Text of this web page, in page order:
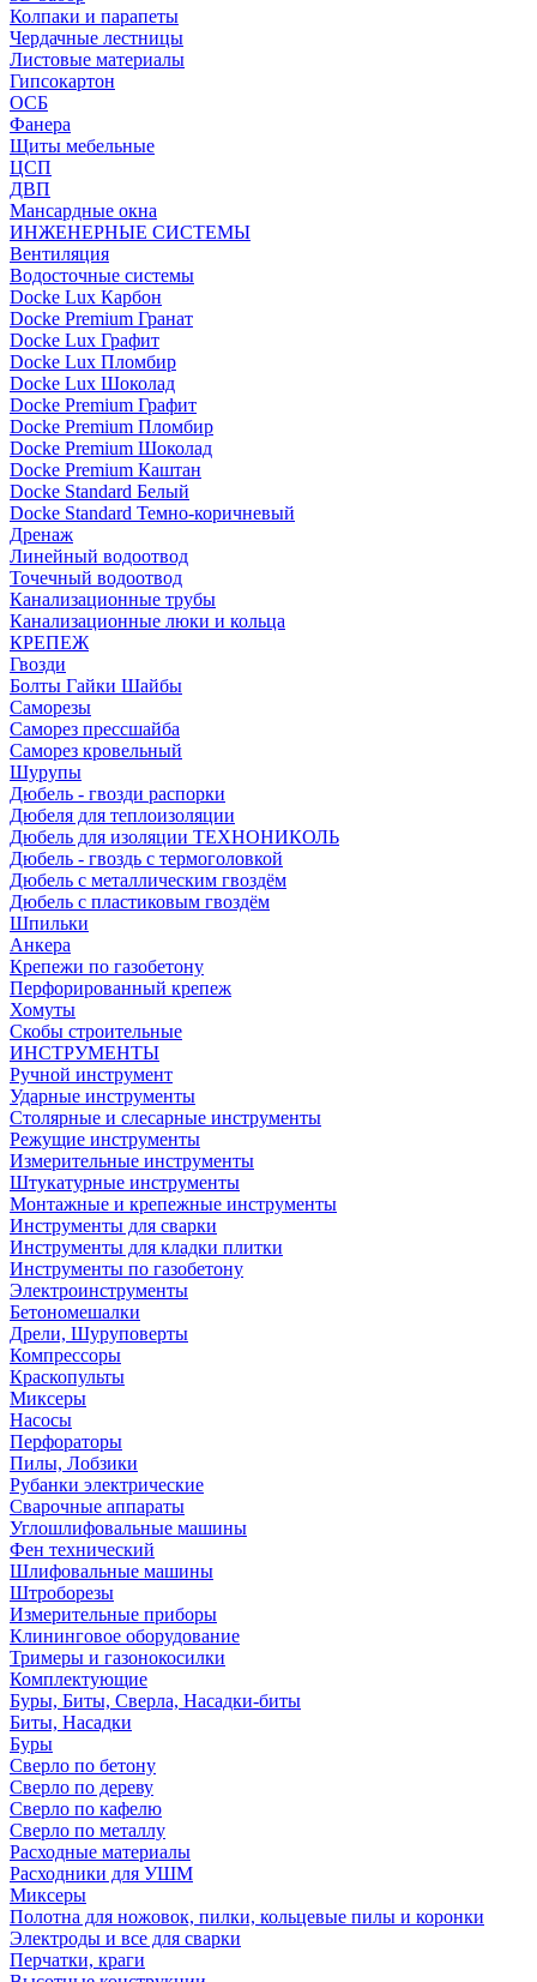
Колпаки и парапеты
Чердачные лестницы
Листовые материалы
Гипсокартон
ОСБ
Фанера
Щиты мебельные
ЦСП
ДВП
Мансардные окна
ИНЖЕНЕРНЫЕ СИСТЕМЫ
Вентиляция
Водосточные системы
Docke Lux Карбон
Docke Premium Гранат
Docke Lux Графит
Docke Lux Пломбир
Docke Lux Шоколад
Docke Premium Графит
Docke Premium Пломбир
Docke Premium Шоколад
Docke Premium Каштан
Docke Standard Белый
Docke Standard Темно-коричневый
Дренаж
Линейный водоотвод
Точечный водоотвод
Канализационные трубы
Канализационные люки и кольца
КРЕПЕЖ
Гвозди
Болты Гайки Шайбы
Саморезы
Саморез прессшайба
Саморез кровельный
Шурупы
Дюбель - гвозди распорки
Дюбеля для теплоизоляции
Дюбель для изоляции ТЕХНОНИКОЛЬ
Дюбель - гвоздь с термоголовкой
Дюбель с металлическим гвоздём
Дюбель с пластиковым гвоздём
Шпильки
Анкера
Крепежи по газобетону
Перфорированный крепеж
Хомуты
Скобы строительные
ИНСТРУМЕНТЫ
Ручной инструмент
Ударные инструменты
Столярные и слесарные инструменты
Режущие инструменты
Измерительные инструменты
Штукатурные инструменты
Монтажные и крепежные инструменты
Инструменты для сварки
Инструменты для кладки плитки
Инструменты по газобетону
Электроинструменты
Бетономешалки
Дрели, Шуруповерты
Компрессоры
Краскопульты
Миксеры
Насосы
Перфораторы
Пилы, Лобзики
Рубанки электрические
Сварочные аппараты
Углошлифовальные машины
Фен технический
Шлифовальные машины
Штроборезы
Измерительные приборы
Клининговое оборудование
Тримеры и газонокосилки
Комплектующие
Буры, Биты, Сверла, Насадки-биты
Биты, Насадки
Буры
Сверло по бетону
Сверло по дереву
Сверло по кафелю
Сверло по металлу
Расходные материалы
Расходники для УШМ
Миксеры
Полотна для ножовок, пилки, кольцевые пилы и коронки
Электроды и все для сварки
Перчатки, краги